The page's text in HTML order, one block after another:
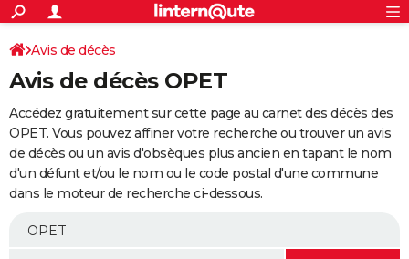
ACTUALITÉS
Politique
Société
Faits Divers
Education
Monde
Villes
+
SPORT
Coupe du monde 2026
Football
Tennis
Cyclisme
Rugby
Forum
Programme TV
TNT
Streaming
Cinéma
Sorties cinéma
Musique
+
FINANCE
Retraite
Impôts
Epargne
Immobilier
Risques naturels par ville
Banque
Assurance
Crédit
AUTO
Essais
Réserver un essai
Citadines
Berlines
SUV
Forum auto
+
Mobiles
Meilleur smartphone
Internet
Ordinateurs
Jeux vidéo
Guide high-tech
Avis de décès
Avis de décès OPET
Accédez gratuitement sur cette page au carnet des décès des
OPET. Vous pouvez affiner votre recherche ou trouver un avis
de décès ou un avis d'obsèques plus ancien en tapant le nom
d'un défunt et/ou le nom ou le code postal d'une commune
dans le moteur de recherche ci-dessous.